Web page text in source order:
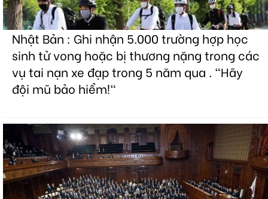
Nhật Bản : Ghi nhận 5.000 trường hợp học
sinh tử vong hoặc bị thương nặng trong các
vụ tai nạn xe đạp trong 5 năm qua . "Hãy
đội mũ bảo hiểm!"